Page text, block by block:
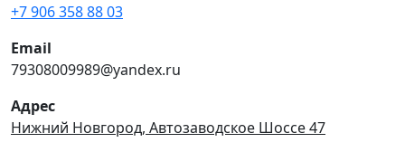
+7 906 358 88 03
Email
79308009989@yandex.ru
Адрес
Нижний Новгород, Автозаводское Шоссе 47